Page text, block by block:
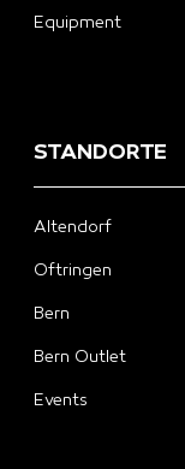
Equipment
STANDORTE
Altendorf
Oftringen
Bern
Bern Outlet
Events